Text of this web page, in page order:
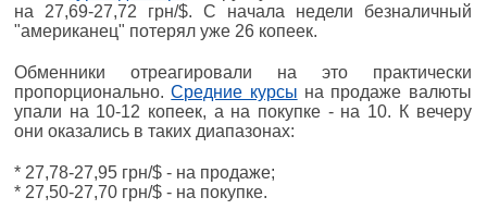
на 27,69-27,72 грн/$. С начала недели безналичный
"американец" потерял уже 26 копеек.
Обменники отреагировали на это практически
пропорционально.Средние курсы на продаже валюты
упали на 10-12 копеек, а на покупке - на 10. К вечеру
они оказались в таких диапазонах:
* 27,78-27,95 грн/$ - на продаже;
* 27,50-27,70 грн/$ - на покупке.